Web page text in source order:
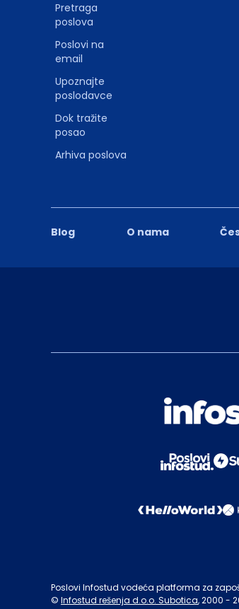
Blog O nama
Pretraga
poslova
Poslovi na
email
Upoznajte
poslodavce
Dok tražite
posao
Arhiva poslova
Poslovi Infostud vodeća platforma za
© Infostud rešenja d.o.o. Subotica, 2000 -